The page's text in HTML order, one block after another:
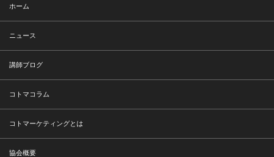
ホーム
ニュース
講師ブログ
コトマコラム
コトマーケティングとは
協会概要